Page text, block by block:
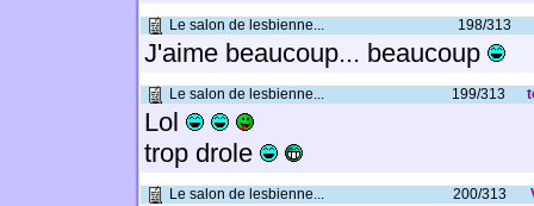
Le salon de lesbienne... 198/313
J'aime beaucoup... beaucoup
Le salon de lesbienne... 199/313
Lol
trop drole
Le salon de lesbienne... 200/313